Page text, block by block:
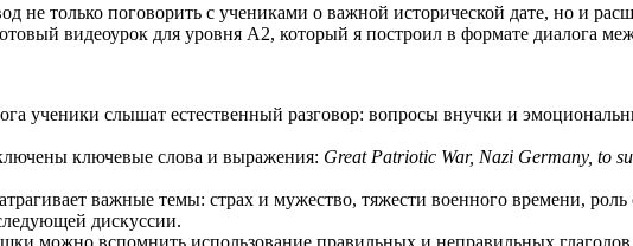
не только поговорить с учениками о важной исторической дате, но и
видеоурок для уровня A2, который я построил в формате диалога
ученики слышат естественный разговор: вопросы внучки и
ключевые слова и выражения: Great Patriotic War, Nazi Germany, to
важные темы: страх и мужество, тяжести военного времени,
дискуссии.
можно вспомнить использование правильных и неправильных глаголов